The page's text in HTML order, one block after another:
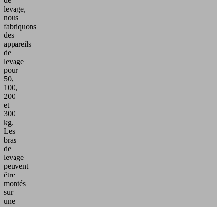
levage,
nous
fabriquons
des
appareils
de
levage
pour
50,
100,
200
et
300
kg.
Les
bras
de
levage
peuvent
être
montés
sur
une